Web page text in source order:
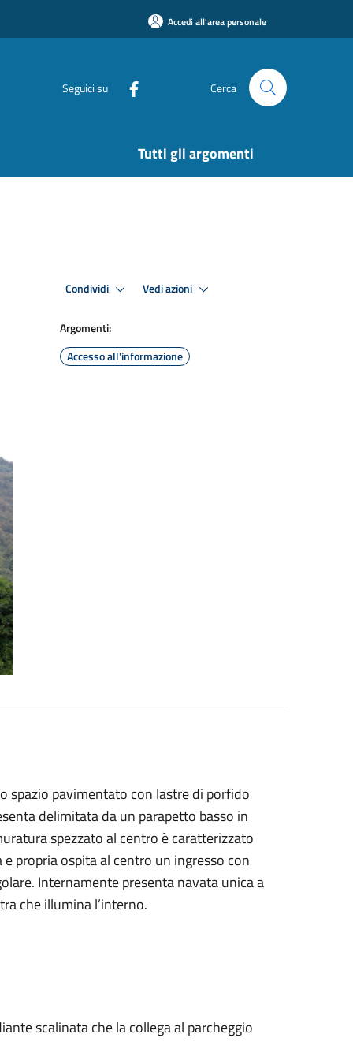
Accedi all'area personale
Seguici su Cerca
Tutti gli argomenti
Condividi Vedi azioni
Argomenti:
Accesso all'informazione
spazio pavimentato con lastre di porfido
delimitata da un parapetto basso in
spezzato al centro è caratterizzato
propria ospita al centro un ingresso con
Internamente presenta navata unica a
che illumina l’interno.
scalinata che la collega al parcheggio